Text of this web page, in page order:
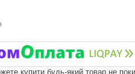
купити будь-який товар не